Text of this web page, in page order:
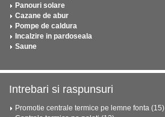
Panouri solare
Cazane de abur
Pompe de caldura
Incalzire in pardoseala
Saune
Intrebari si raspunsuri
Promotie centrale termice pe lemne fonta (15)